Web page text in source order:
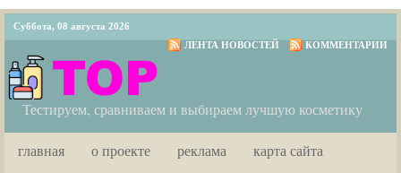
Суббота, 08 августа 2026
ЛЕНТА НОВОСТЕЙ
КОММЕНТАРИИ
Тестируем, сравниваем и выбираем лучшую косметику
главная о проекте реклама
карта сайта